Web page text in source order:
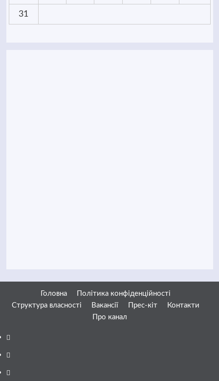
31
Головна
Політика конфіденційності
Структура власності
Вакансії Прес-кіт
Контакти
Про канал
Facebook
YouTube
Telegram